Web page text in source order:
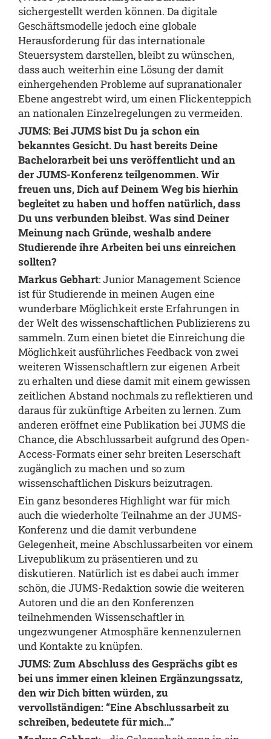
sichergestellt werden können. Da digitale
Geschäftsmodelle jedoch eine globale
Herausforderung für das internationale
Steuersystem darstellen, bleibt zu wünschen,
dass auch weiterhin eine Lösung der damit
einhergehenden Probleme auf supranationaler
Ebene angestrebt wird, um einen Flickenteppich
an nationalen Einzelregelungen zu vermeiden.
JUMS: Bei JUMS bist Du ja schon ein
bekanntes Gesicht. Du hast bereits Deine
Bachelorarbeit bei uns veröffentlicht und an
der JUMS-Konferenz teilgenommen. Wir
freuen uns, Dich auf Deinem Weg bis hierhin
begleitet zu haben und hoffen natürlich, dass
Du uns verbunden bleibst. Was sind Deiner
Meinung nach Gründe, weshalb andere
Studierende ihre Arbeiten bei uns einreichen
sollten?
Markus Gebhart: Junior Management Science
ist für Studierende in meinen Augen eine
wunderbare Möglichkeit erste Erfahrungen in
der Welt des wissenschaftlichen Publizierens zu
sammeln. Zum einen bietet die Einreichung die
Möglichkeit ausführliches Feedback von zwei
weiteren Wissenschaftlern zur eigenen Arbeit
zu erhalten und diese damit mit einem gewissen
zeitlichen Abstand nochmals zu reflektieren und
daraus für zukünftige Arbeiten zu lernen. Zum
anderen eröffnet eine Publikation bei JUMS die
Chance, die Abschlussarbeit aufgrund des Open-
Access-Formats einer sehr breiten Leserschaft
zugänglich zu machen und so zum
wissenschaftlichen Diskurs beizutragen.
Ein ganz besonderes Highlight war für mich
auch die wiederholte Teilnahme an der JUMS-
Konferenz und die damit verbundene
Gelegenheit, meine Abschlussarbeiten vor einem
Livepublikum zu präsentieren und zu
diskutieren. Natürlich ist es dabei auch immer
schön, die JUMS-Redaktion sowie die weiteren
Autoren und die an den Konferenzen
teilnehmenden Wissenschaftler in
ungezwungener Atmosphäre kennenzulernen
und Kontakte zu knüpfen.
JUMS: Zum Abschluss des Gesprächs gibt es
bei uns immer einen kleinen Ergänzungssatz,
den wir Dich bitten würden, zu
vervollständigen: “Eine Abschlussarbeit zu
schreiben, bedeutete für mich…”